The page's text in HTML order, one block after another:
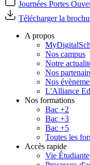
Journées Portes
Télécharger la
A propos
Nos campus
Notre
Nos
Nos
L'Alliance
Nos formations
Bac +2
Bac +3
Bac +5
Toutes les
Accès rapide
Vie Étudiante